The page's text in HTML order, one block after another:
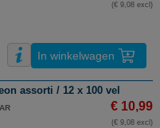
(€ 9,08 excl)
In winkelwagen
assorti / 12 x 100 vel
€ 10,99
(€ 9,08 excl)